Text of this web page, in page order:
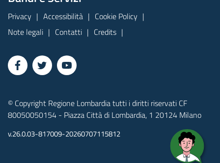
Privacy Accessibilità
Cookie Policy
Note legali
Contatti Credits
© Copyright Regione Lombardia tutti i diritti riservati CF
80050050154 - Piazza Città di Lombardia, 1 20124 Milano
v.26.0.03-817009-20260707115812